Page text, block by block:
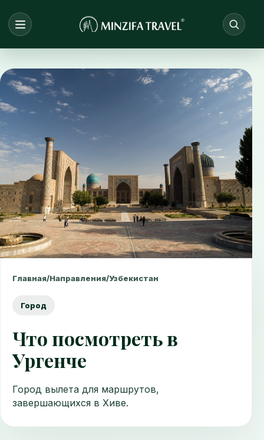
Главная/Направления/Узбекистан
Город
Что посмотреть в
Ургенче
Город вылета для маршрутов,
завершающихся в Хиве.